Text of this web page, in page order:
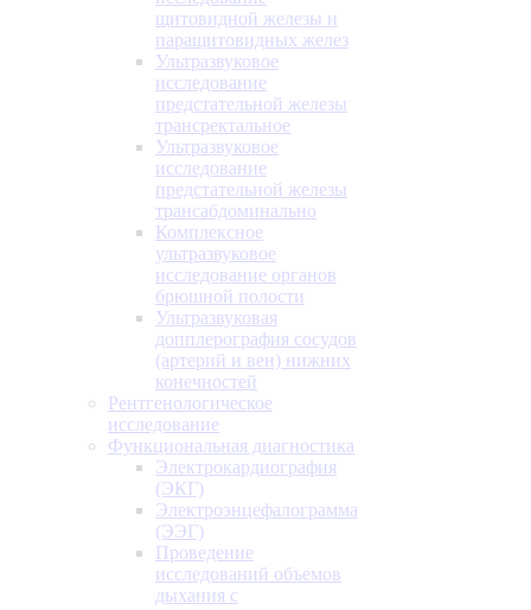
щитовидной железы и
паращитовидных желез
Ультразвуковое
исследование
предстательной железы
трансректальное
Ультразвуковое
исследование
предстательной железы
трансабдоминально
Комплексное
ультразвуковое
исследование органов
брюшной полости
Ультразвуковая
допплерография сосудов
(артерий и вен) нижних
конечностей
Рентгенологическое
исследование
Функциональная диагностика
Электрокардиография
(ЭКГ)
Электроэнцефалограмма
(ЭЭГ)
Проведение
исследований объемов
дыхания с